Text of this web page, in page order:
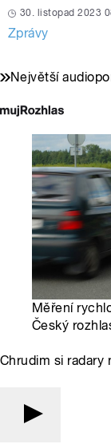
30. listopad 2023
Zprávy
Největší
Měření
Český
Chrudim si radary